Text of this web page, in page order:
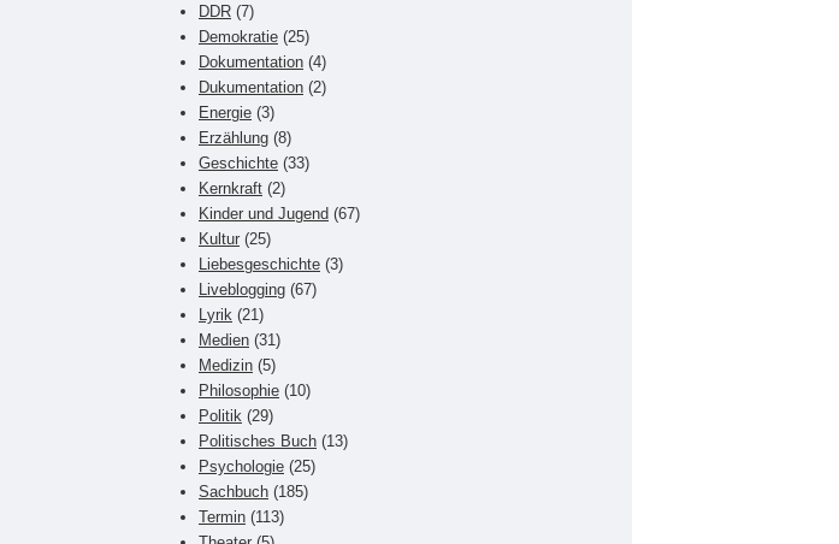
DDR (7)
Demokratie (25)
Dokumentation (4)
Dukumentation (2)
Energie (3)
Erzählung (8)
Geschichte (33)
Kernkraft (2)
Kinder und Jugend (67)
Kultur (25)
Liebesgeschichte (3)
Liveblogging (67)
Lyrik (21)
Medien (31)
Medizin (5)
Philosophie (10)
Politik (29)
Politisches Buch (13)
Psychologie (25)
Sachbuch (185)
Termin (113)